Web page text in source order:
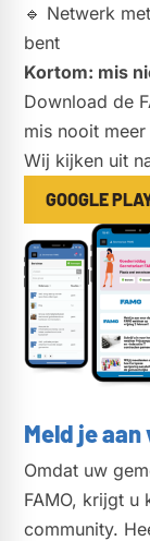
🔹 Netwerk
bent
Kortom: mis
Download de
mis nooit
Wij kijken uit
GOOGLE
Meld je
Omdat uw
FAMO, krijgt u
community.